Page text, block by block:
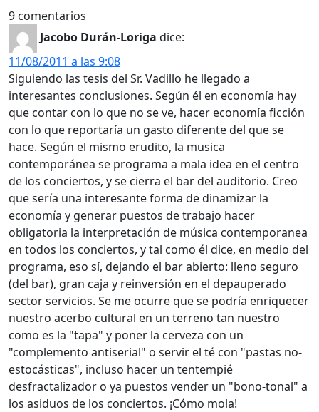
9 comentarios
Jacobo Durán-Loriga dice:
11/08/2011 a las 9:08
Siguiendo las tesis del Sr. Vadillo he llegado a
interesantes conclusiones. Según él en economía hay
que contar con lo que no se ve, hacer economía ficción
con lo que reportaría un gasto diferente del que se
hace. Según el mismo erudito, la musica
contemporánea se programa a mala idea en el centro
de los conciertos, y se cierra el bar del auditorio. Creo
que sería una interesante forma de dinamizar la
economía y generar puestos de trabajo hacer
obligatoria la interpretación de música contemporanea
en todos los conciertos, y tal como él dice, en medio del
programa, eso sí, dejando el bar abierto: lleno seguro
(del bar), gran caja y reinversión en el depauperado
sector servicios. Se me ocurre que se podría enriquecer
nuestro acerbo cultural en un terreno tan nuestro
como es la "tapa" y poner la cerveza con un
"complemento antiserial" o servir el té con "pastas no-
estocásticas", incluso hacer un tentempié
desfractalizador o ya puestos vender un "bono-tonal" a
los asiduos de los conciertos. ¡Cómo mola!